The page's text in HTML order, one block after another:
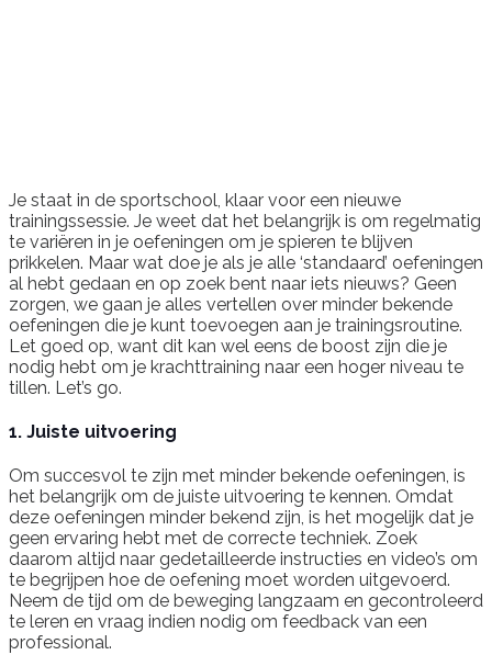
Je staat in de sportschool, klaar voor een nieuwe
trainingssessie. Je weet dat het belangrijk is om regelmatig
te variëren in je oefeningen om je spieren te blijven
prikkelen. Maar wat doe je als je alle ‘standaard’ oefeningen
al hebt gedaan en op zoek bent naar iets nieuws? Geen
zorgen, we gaan je alles vertellen over minder bekende
oefeningen die je kunt toevoegen aan je trainingsroutine.
Let goed op, want dit kan wel eens de boost zijn die je
nodig hebt om je krachttraining naar een hoger niveau te
tillen. Let’s go.
1. Juiste uitvoering
Om succesvol te zijn met minder bekende oefeningen, is
het belangrijk om de juiste uitvoering te kennen. Omdat
deze oefeningen minder bekend zijn, is het mogelijk dat je
geen ervaring hebt met de correcte techniek. Zoek
daarom altijd naar gedetailleerde instructies en video’s om
te begrijpen hoe de oefening moet worden uitgevoerd.
Neem de tijd om de beweging langzaam en gecontroleerd
te leren en vraag indien nodig om feedback van een
professional.